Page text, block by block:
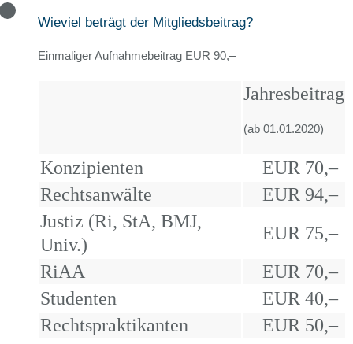
Wieviel beträgt der Mitgliedsbeitrag?
Einmaliger Aufnahmebeitrag EUR 90,–
Jahresbeitrag
(ab 01.01.2020)
Konzipienten
EUR 70,–
Rechtsanwälte
EUR 94,–
Justiz (Ri, StA, BMJ,
Univ.)
EUR 75,–
RiAA
EUR 70,–
Studenten
EUR 40,–
Rechtspraktikanten
EUR 50,–